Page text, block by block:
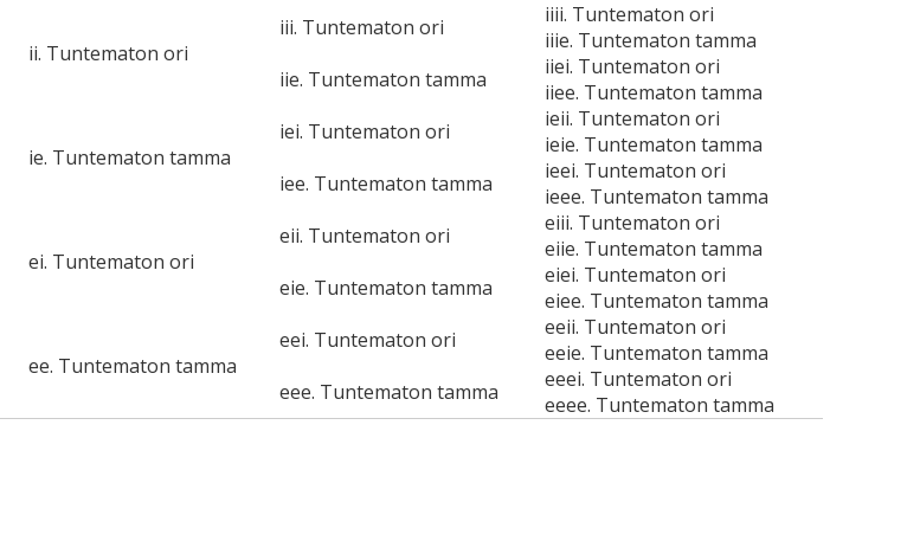
ii. Tuntematon ori
iii. Tuntematon ori
iiii. Tuntematon ori
iiie. Tuntematon tamma
iie. Tuntematon tamma
iiei. Tuntematon ori
iiee. Tuntematon tamma
ie. Tuntematon tamma
iei. Tuntematon ori
ieii. Tuntematon ori
ieie. Tuntematon tamma
iee. Tuntematon tamma
ieei. Tuntematon ori
ieee. Tuntematon tamma
ei. Tuntematon ori
eii. Tuntematon ori
eiii. Tuntematon ori
eiie. Tuntematon tamma
eie. Tuntematon tamma
eiei. Tuntematon ori
eiee. Tuntematon tamma
ee. Tuntematon tamma
eei. Tuntematon ori
eeii. Tuntematon ori
eeie. Tuntematon tamma
eee. Tuntematon tamma
eeei. Tuntematon ori
eeee. Tuntematon tamma